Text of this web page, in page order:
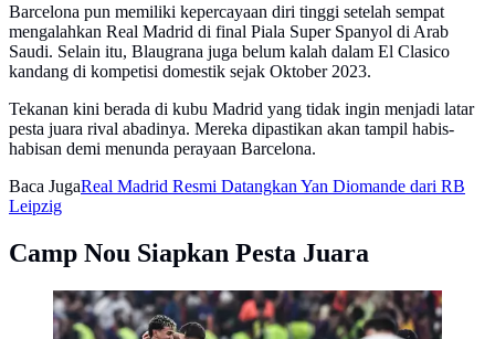
Barcelona pun memiliki kepercayaan diri tinggi setelah sempat
mengalahkan Real Madrid di final Piala Super Spanyol di Arab
Saudi. Selain itu, Blaugrana juga belum kalah dalam El Clasico
kandang di kompetisi domestik sejak Oktober 2023.
Tekanan kini berada di kubu Madrid yang tidak ingin menjadi latar
pesta juara rival abadinya. Mereka dipastikan akan tampil habis-
habisan demi menunda perayaan Barcelona.
Baca JugaReal Madrid Resmi Datangkan Yan Diomande dari RB
Leipzig
Camp Nou Siapkan Pesta Juara